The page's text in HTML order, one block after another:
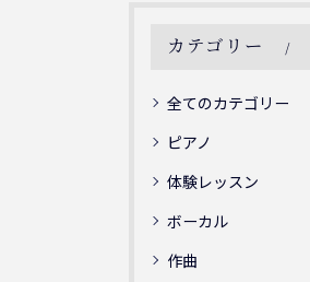
カテゴリー
全てのカテゴリー
ピアノ
体験レッスン
ボーカル
作曲